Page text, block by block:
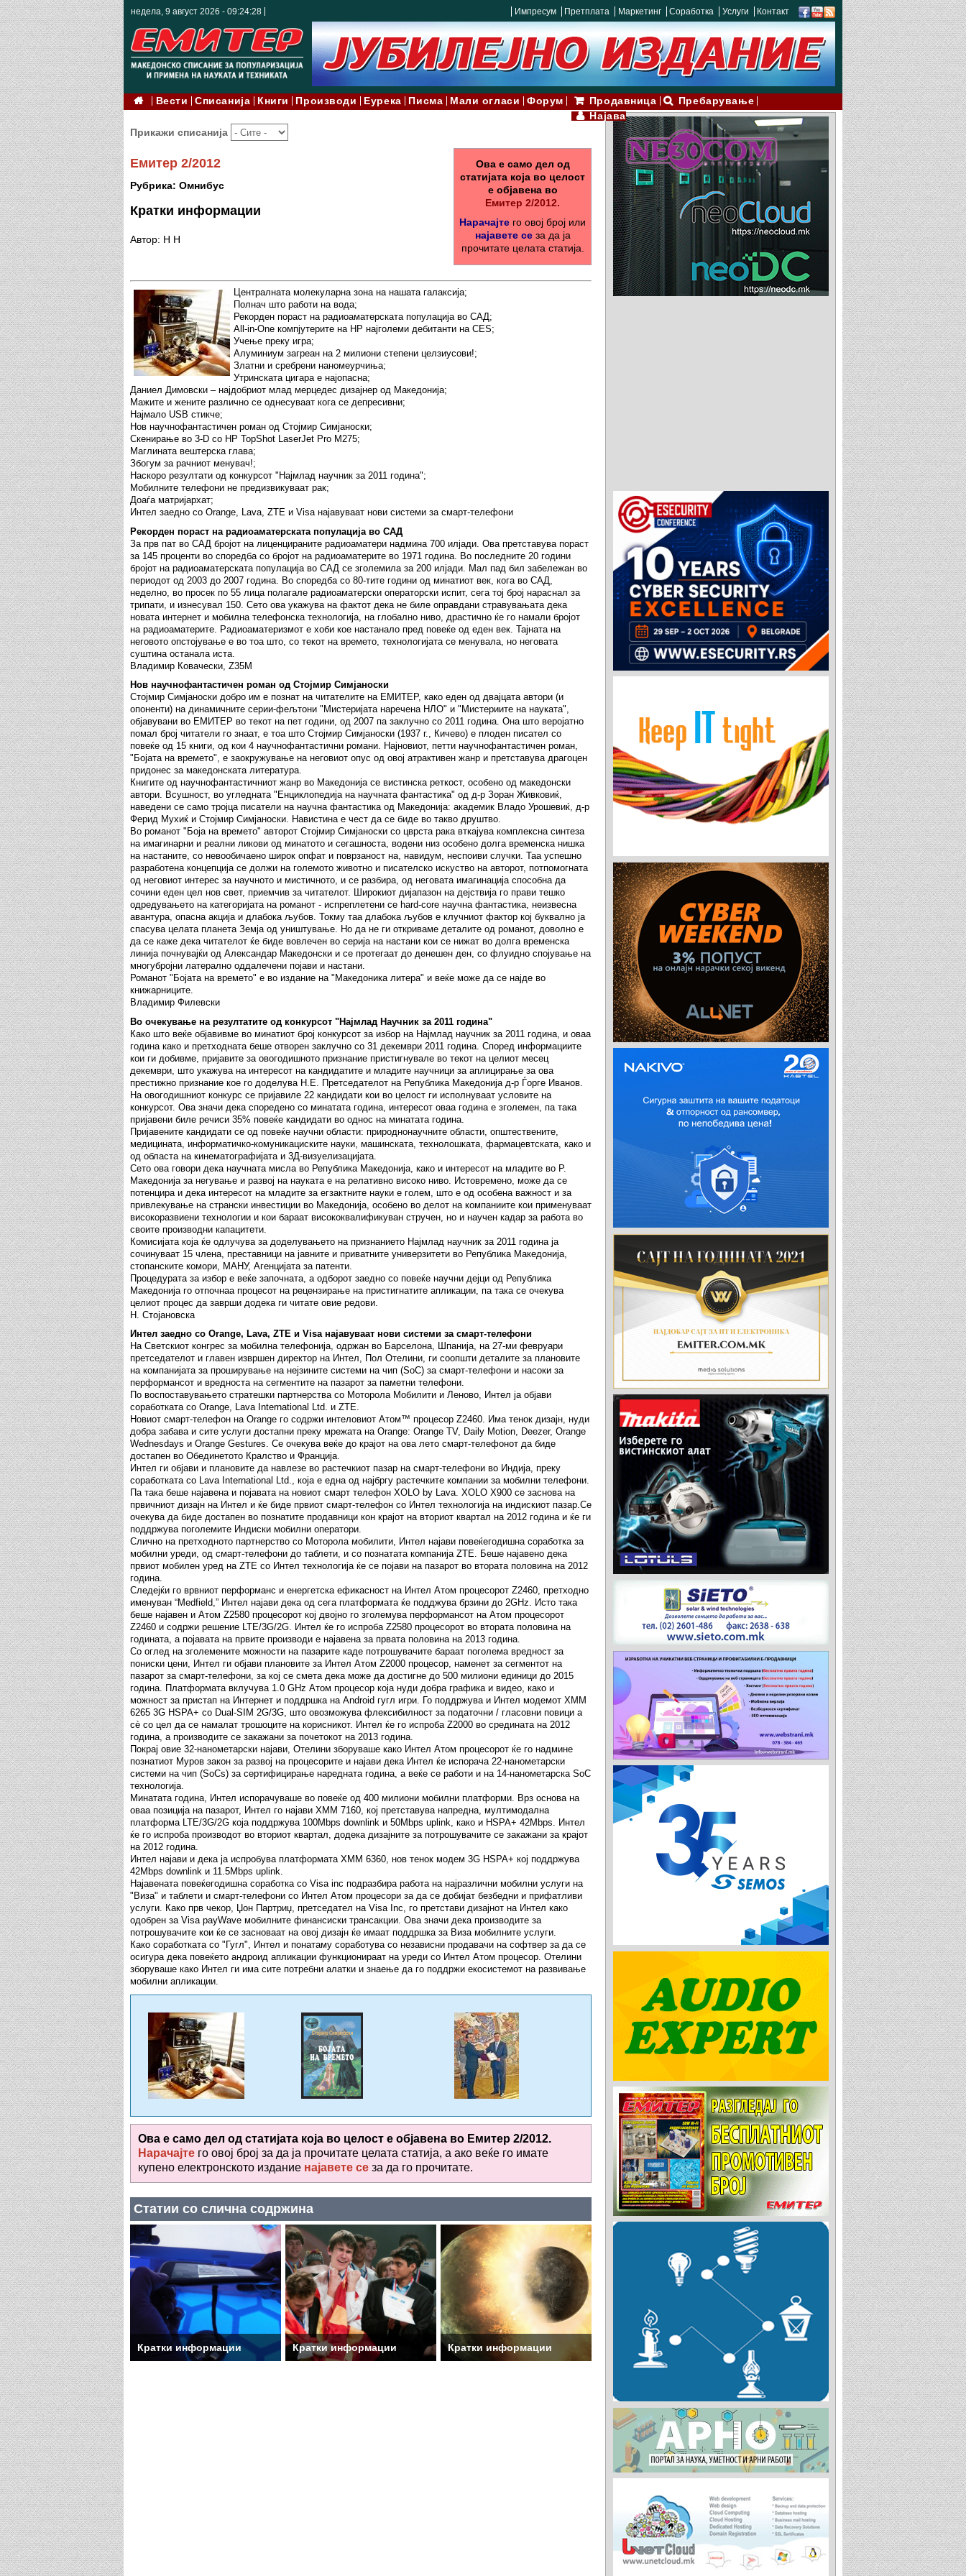
недела, 9 август 2026 - 09:24:30 Импресум Претплата Маркетинг Соработка Услуги Контакт
Вести Списанија Книги Производи Еурека Писма Мали огласи Форум Продавница
Пребарување
Најава
Прикажи списанија
Емитер 2/2012
Рубрика: Омнибус
Кратки информации
Автор: Н Н
Ова е само дел од
статијата која во целост
е објавена во
Емитер 2/2012.
Нарачајте го овој број или
најавете сеза да ја
прочитате целата статија.
Централната молекуларна зона на нашата галаксија;
Полнач што работи на вода;
Рекорден пораст на радиоаматерската популација во САД;
All-in-One компјутерите на HP најголеми дебитанти на CES;
Учење преку игра;
Алуминиум загреан на 2 милиони степени целзиусови!;
Златни и сребрени наномеурчиња;
Утринската цигара е најопасна;
Даниел Димовски – најдобриот млад мерцедес дизајнер од Македонија;
Мажите и жените различно се однесуваат кога се депресивни;
Најмало USB стикче;
Нов научнофантастичен роман од Стојмир Симјаноски;
Скенирање во 3-D со HP TopShot LaserJet Pro M275;
Маглината вештерска глава;
Збогум за рачниот менувач!;
Наскоро резултати од конкурсот "Најмлад научник за 2011 година";
Мобилните телефони не предизвикуваат рак;
Доаѓа матријархат;
Интел заедно со Orange, Lava, ZTE и Visa најавуваат нови системи за смарт-телефони
Рекорден пораст на радиоаматерската популација во САД
За прв пат во САД бројот на лиценцираните радиоаматери надмина 700 илјади. Ова претставува пораст
за 145 проценти во споредба со бројот на радиоаматерите во 1971 година. Во последните 20 години
бројот на радиоаматерската популација во САД се зголемила за 200 илјади. Мал пад бил забележан во
периодот од 2003 до 2007 година. Во споредба со 80-тите години од минатиот век, кога во САД,
неделно, во просек по 55 лица полагале радиоаматерски операторски испит, сега тој број нараснал за
трипати, и изнесувал 150. Сето ова укажува на фактот дека не биле оправдани стравувањата дека
новата интернет и мобилна телефонска технологија, на глобално ниво, драстично ќе го намали бројот
на радиоаматерите. Радиоаматеризмот е хоби кое настанало пред повеќе од еден век. Тајната на
неговото опстојување е во тоа што, со текот на времето, технологијата се менувала, но неговата
суштина останала иста.
Владимир Ковачески, Z35M
Нов научнофантастичен роман од Стојмир Симјаноски
Стојмир Симјаноски добро им е познат на читателите на ЕМИТЕР, како еден од двајцата автори (и
опоненти) на динамичните серии-фељтони "Мистеријата наречена НЛО" и "Мистериите на науката",
објавувани во ЕМИТЕР во текот на пет години, од 2007 па заклучно со 2011 година. Она што веројатно
помал број читатели го знаат, е тоа што Стојмир Симјаноски (1937 г., Кичево) е плоден писател со
повеќе од 15 книги, од кои 4 научнофантастични романи. Најновиот, петти научнофантастичен роман,
"Бојата на времето", е заокружување на неговиот опус од овој атрактивен жанр и претставува драгоцен
придонес за македонската литература.
Книгите од научнофантастичниот жанр во Македонија се вистинска реткост, особено од македонски
автори. Всушност, во угледната "Енциклопедија на научната фантастика" од д-р Зоран Живковиќ,
наведени се само тројца писатели на научна фантастика од Македонија: академик Владо Урошевиќ, д-р
Ферид Мухиќ и Стојмир Симјаноски. Навистина е чест да се биде во такво друштво.
Во романот "Боја на времето" авторот Стојмир Симјаноски со цврста рака вткајува комплексна синтеза
на имагинарни и реални ликови од минатото и сегашноста, водени низ особено долга временска нишка
на настаните, со невообичаено широк опфат и поврзаност на, навидум, неспоиви случки. Таа успешно
разработена концепција се должи на големото животно и писателско искуство на авторот, потпомогната
од неговиот интерес за научното и мистичното, и се разбира, од неговата имагинација способна да
сочини еден цел нов свет, приемчив за читателот. Широкиот дијапазон на дејствија го прави тешко
одредувањето на категоријата на романот - испреплетени се hard-core научна фантастика, неизвесна
авантура, опасна акција и длабока љубов. Токму таа длабока љубов е клучниот фактор кој буквално ја
спасува целата планета Земја од уништување. Но да не ги откриваме деталите од романот, доволно е
да се каже дека читателот ќе биде вовлечен во серија на настани кои се нижат во долга временска
линија почнувајќи од Александар Македонски и се протегаат до денешен ден, со флуидно спојување на
многубројни латерално оддалечени појави и настани.
Романот "Бојата на времето" е во издание на "Македоника литера" и веќе може да се најде во
книжарниците.
Владимир Филевски
Во очекување на резултатите од конкурсот "Најмлад Научник за 2011 година"
Како што веќе објавивме во минатиот број конкурсот за избор на Најмлад научник за 2011 година, и оваа
година како и претходната беше отворен заклучно со 31 декември 2011 година. Според информациите
кои ги добивме, пријавите за овогодишното признание пристигнувале во текот на целиот месец
декември, што укажува на интересот на кандидатите и младите научници за аплицирање за ова
престижно признание кое го доделува Н.Е. Претседателот на Република Македонија д-р Ѓорге Иванов.
На овогодишниот конкурс се пријавиле 22 кандидати кои во целост ги исполнуваат условите на
конкурсот. Ова значи дека споредено со минатата година, интересот оваа година е зголемен, па така
пријавени биле речиси 35% повеќе кандидати во однос на минатата година.
Пријавените кандидати се од повеќе научни области: природнонаучните области, општествените,
медицината, информатичко-комуникациските науки, машинската, технолошката, фармацевтската, како и
од областа на кинематографијата и 3Д-визуелизацијата.
Сето ова говори дека научната мисла во Република Македонија, како и интересот на младите во Р.
Македонија за негување и развој на науката е на релативно високо ниво. Истовремено, може да се
потенцира и дека интересот на младите за егзактните науки е голем, што е од особена важност и за
привлекување на странски инвестиции во Македонија, особено во делот на компаниите кои применуваат
високоразвиени технологии и кои бараат висококвалификуван стручен, но и научен кадар за работа во
своите производни капацитети.
Комисијата која ќе одлучува за доделувањето на признанието Најмлад научник за 2011 година ја
сочинуваат 15 члена, преставници на јавните и приватните универзитети во Република Македонија,
стопанските комори, МАНУ, Агенцијата за патенти.
Процедурата за избор е веќе започната, а одборот заедно со повеќе научни дејци од Република
Македонија го отпочнаа процесот на рецензирање на пристигнатите апликации, па така се очекува
целиот процес да заврши додека ги читате овие редови.
Н. Стојановска
Интел заедно со Orange, Lava, ZTE и Visa најавуваат нови системи за смарт-телефони
На Светскиот конгрес за мобилна телефонија, одржан во Барселона, Шпанија, на 27-ми февруари
претседателот и главен извршен директор на Интел, Пол Отелини, ги соопшти деталите за плановите
на компанијата за проширување на нејзините системи на чип (SoC) за смарт-телефони и насоки за
перформансот и вредноста на сегментите на пазарот за паметни телефони.
По воспоставувањето стратешки партнерства со Моторола Мобилити и Леново, Интел ја објави
соработката со Orange, Lava International Ltd. и ZTE.
Новиот смарт-телефон на Orange го содржи интеловиот Атом™ процесор Z2460. Има тенок дизајн, нуди
добра забава и сите услуги достапни преку мрежата на Orange: Orange TV, Daily Motion, Deezer, Orange
Wednesdays и Orange Gestures. Се очекува веќе до крајот на ова лето смарт-телефонот да биде
достапен во Обединетото Кралство и Франција.
Интел ги објави и плановите да навлезе во растечкиот пазар на смарт-телефони во Индија, преку
соработката со Lava International Ltd., која е една од најбргу растечките компании за мобилни телефони.
Па така беше најавена и појавата на новиот смарт телефон XOLO by Lava. XOLO X900 се заснова на
првичниот дизајн на Интел и ќе биде првиот смарт-телефон со Интел технологија на индискиот пазар.Се
очекува да биде достапен во познатите продавници кон крајот на вториот квартал на 2012 година и ќе ги
поддржува поголемите Индиски мобилни оператори.
Слично на претходното партнерство со Моторола мобилити, Интел најави повеќегодишна соработка за
мобилни уреди, од смарт-телефони до таблети, и со познатата компанија ZTE. Беше најавено дека
првиот мобилен уред на ZTE со Интел технологија ќе се појави на пазарот во втората половина на 2012
година.
Следејќи го врвниот перформанс и енергетска ефикасност на Интел Атом процесорот Z2460, претходно
именуван “Medfield,” Интел најави дека од сега платформата ќе подджува брзини до 2GHz. Исто така
беше најавен и Атом Z2580 процесорот кој двојно го зголемува перформансот на Атом процесорот
Z2460 и содржи решение LTE/3G/2G. Интел ќе го испроба Z2580 процесорот во втората половина на
годината, а појавата на првите производи е најавена за првата половина на 2013 година.
Со оглед на зголемените можности на пазарите каде потрошувачите бараат поголема вредност за
пониски цени, Интел ги објави плановите за Интел Атом Z2000 процесор, наменет за сегментот на
пазарот за смарт-телефони, за кој се смета дека може да достигне до 500 милиони единици до 2015
година. Платформата вклучува 1.0 GHz Атом процесор која нуди добра графика и видео, како и
можност за пристап на Интернет и поддршка на Android гугл игри. Го поддржува и Интел модемот XMM
6265 3G HSPA+ со Dual-SIM 2G/3G, што овозможува флексибилност за податочни / гласовни повици а
сè со цел да се намалат трошоците на корисникот. Интел ќе го испроба Z2000 во средината на 2012
година, а производите се закажани за почетокот на 2013 година.
Покрај овие 32-нанометарски најави, Отелини зборуваше како Интел Атом процесорот ќе го надмине
познатиот Муров закон за развој на процесорите и најави дека Интел ќе испорача 22-нанометарски
системи на чип (SoCs) за сертифицирање наредната година, а веќе се работи и на 14-нанометарска SoC
технологија.
Минатата година, Интел испорачуваше во повеќе од 400 милиони мобилни платформи. Врз основа на
оваа позиција на пазарот, Интел го најави XMM 7160, кој претставува напредна, мултимодална
платформа LTE/3G/2G која поддржува 100Mbps downlink и 50Mbps uplink, како и HSPA+ 42Mbps. Интел
ќе го испроба производот во вториот квартал, додека дизајните за потрошувачите се закажани за крајот
на 2012 година.
Интел најави и дека ја испробува платформата XMM 6360, нов тенок модем 3G HSPA+ кој поддржува
42Mbps downlink и 11.5Mbps uplink.
Најавената повеќегодишна соработка со Visa inc подразбира работа на најразлични мобилни услуги на
"Виза" и таблети и смарт-телефони со Интел Атом процесори за да се добијат безбедни и прифатливи
услуги. Како прв чекор, Џон Партриџ, претседател на Visa Inc, го претстави дизајнот на Интел како
одобрен за Visa payWave мобилните финансиски трансакции. Ова значи дека производите за
потрошувачите кои ќе се засноваат на овој дизајн ќе имаат поддршка за Виза мобилните услуги.
Како соработката со "Гугл", Интел и понатаму соработува со независни продавачи на софтвер за да се
осигура дека повеќето андроид апликации функционираат на уреди со Интел Атом процесор. Отелини
зборуваше како Интел ги има сите потребни алатки и знаење да го поддржи екосистемот на развивање
мобилни апликации.
Ова е само дел од статијата која во целост е објавена во Емитер 2/2012.
Нарачајте го овој број за да ја прочитате целата статија, а ако веќе го имате
купено електронското издание најавете се за да го прочитате.
Статии со слична содржина
Кратки информации Кратки информации Кратки информации